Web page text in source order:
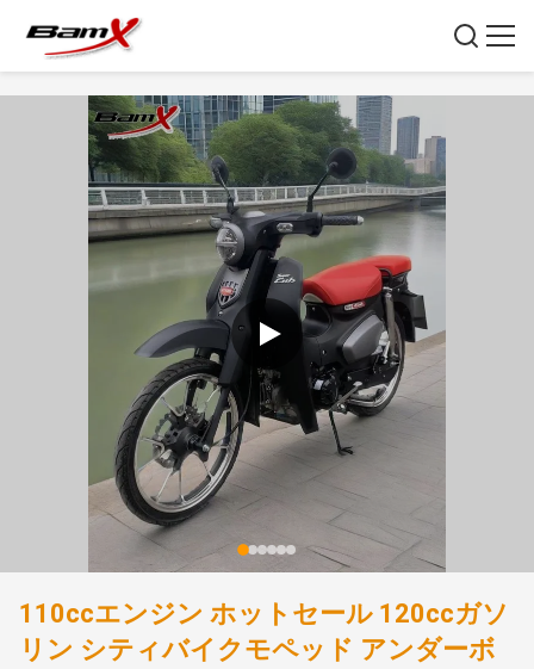
110ccエンジン ホットセール 120ccガソ
リン シティバイクモペッド アンダーボ